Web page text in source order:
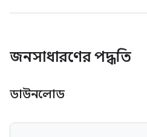
জনসাধারণের পদ্ধতি
ডাউনলোড